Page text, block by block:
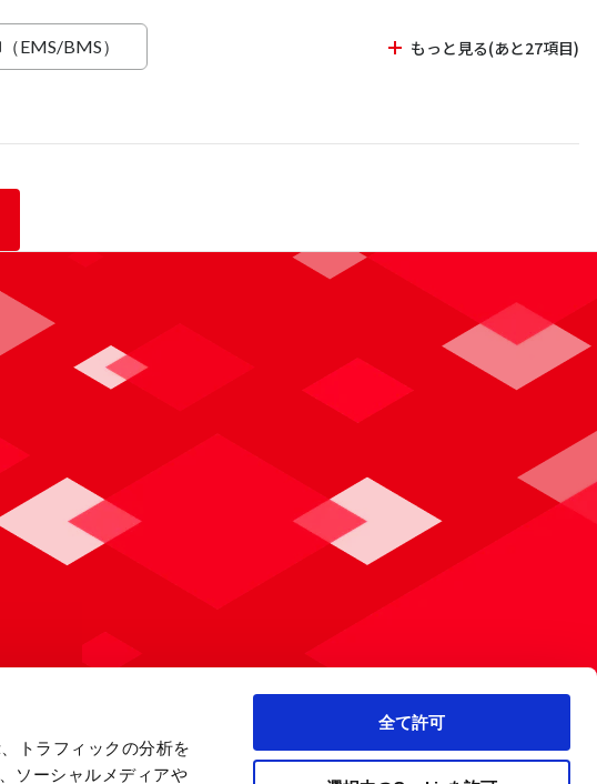
トラフィックの分析を
ソーシャルメディアや
全て許可
EMS/BMS） もっと見る(あと27項目)